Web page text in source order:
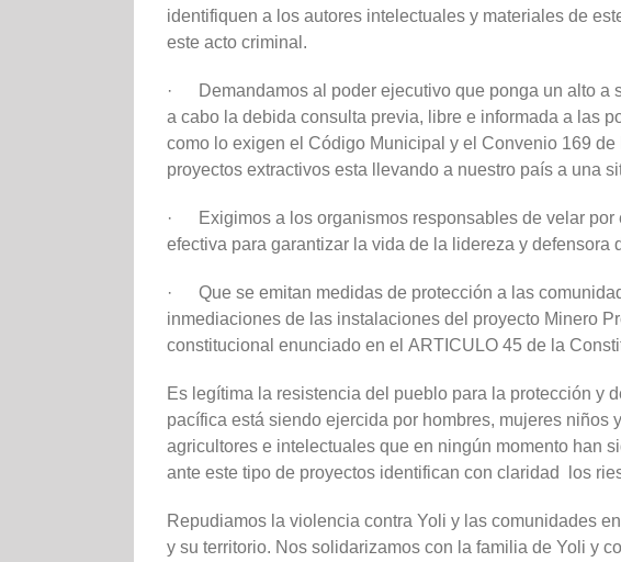
identifiquen a los autores intelectuales y materiales de
este acto criminal.
· Demandamos al poder ejecutivo que ponga un alto a
a cabo la debida consulta previa, libre e informada a las
como lo exigen el Código Municipal y el Convenio 169
proyectos extractivos esta llevando a nuestro país a una
· Exigimos a los organismos responsables de velar por
efectiva para garantizar la vida de la lidereza y defensora
· Que se emitan medidas de protección a las
inmediaciones de las instalaciones del proyecto Minero
constitucional enunciado en el ARTICULO 45 de la
Es legítima la resistencia del pueblo para la protección y
pacífica está siendo ejercida por hombres, mujeres
agricultores e intelectuales que en ningún momento han
ante este tipo de proyectos identifican con claridad los
Repudiamos la violencia contra Yoli y las comunidades
y su territorio. Nos solidarizamos con la familia de Yoli y